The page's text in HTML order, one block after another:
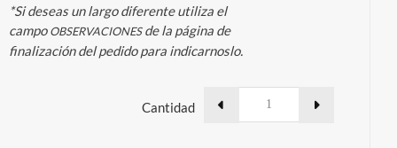
*Si deseas un largo diferente utiliza el
campoOBSERVACIONESde la página de
finalización del pedido para indicarnoslo.
Cantidad